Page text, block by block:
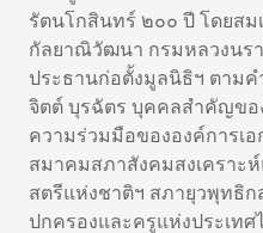
รัตนโกสินทร์ ๒๐๐ ปี โดยสม
กัลยาณิวัฒนา กรมหลวงนร
ประธานก่อตั้งมูลนิธิฯ ตาม
จิตต์ บุรฉัตร บุคคลสำคัญขอ
ความร่วมมือขององค์การเ
สมาคมสภาสังคมสงเคราะ
สตรีแห่งชาติฯ สภายุวพุทธิ
ปกครองและครูแห่งประเท